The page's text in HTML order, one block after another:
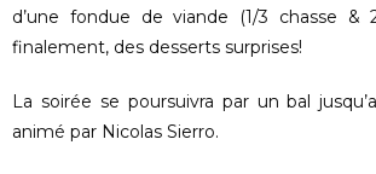
d’une fondue de viande (1/3 chasse &
finalement, des desserts surprises!
La soirée se poursuivra par un bal
animé par Nicolas Sierro.